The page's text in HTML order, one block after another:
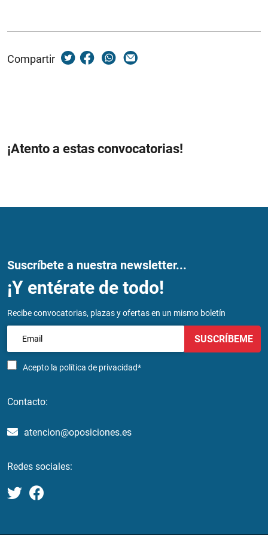
Compartir
¡Atento a estas convocatorias!
Suscríbete a nuestra newsletter...
¡Y entérate de todo!
Recibe convocatorias, plazas y ofertas en un mismo boletín
Acepto la política de privacidad*
SUSCRÍBEME
Contacto:
atencion@oposiciones.es
Redes sociales: